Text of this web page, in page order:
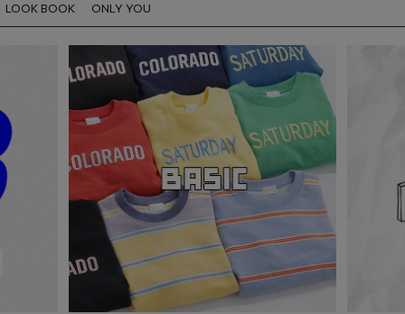
LOOK BOOK ONLY YOU